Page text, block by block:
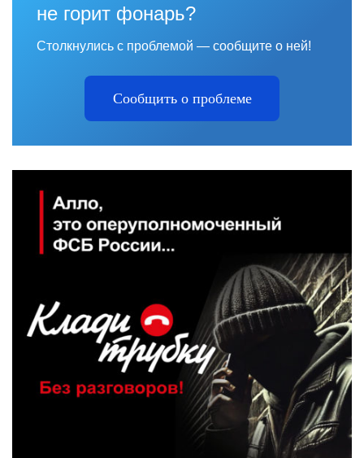
не горит фонарь?
Столкнулись с проблемой — сообщите о ней!
Сообщить о проблеме